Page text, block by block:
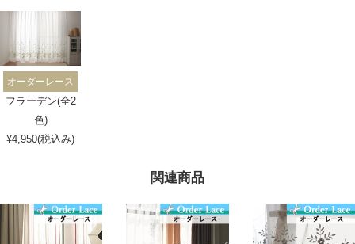
関連商品
オーダーレース
フラーデン(全2
色)
¥4,950(税込み)